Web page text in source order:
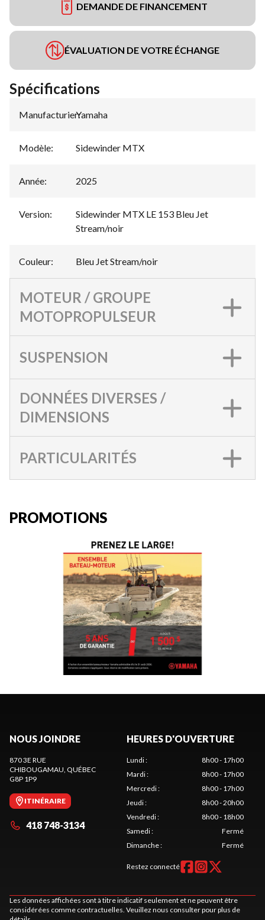
DEMANDE DE FINANCEMENT
ÉVALUATION DE VOTRE ÉCHANGE
Spécifications
Manufacturier:
Yamaha
Modèle: Sidewinder MTX
Année: 2025
Version:
Sidewinder MTX LE 153 Bleu Jet
Stream/noir
Couleur: Bleu Jet Stream/noir
MOTEUR / GROUPE
MOTOPROPULSEUR
SUSPENSION
DONNÉES DIVERSES /
DIMENSIONS
PARTICULARITÉS
PROMOTIONS
NOUS JOINDRE
870 3E RUE
CHIBOUGAMAU, QUÉBEC
G8P 1P9
ITINÉRAIRE
418 748-3134
HEURES D'OUVERTURE
Lundi:
8h00 - 17h00
Mardi:
8h00 - 17h00
Mercredi:
8h00 - 17h00
Jeudi:
8h00 - 20h00
Vendredi:
8h00 - 18h00
Samedi:
Fermé
Dimanche: Fermé
Restez connecté
Les données affichées sont à titre indicatif seulement et ne peuvent être
considérées comme contractuelles. Veuillez nous consulter pour plus de